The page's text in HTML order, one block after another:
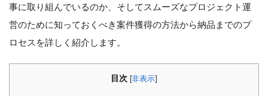
事に取り組んでいるのか、そしてスムーズなプロジェクト運
営のために知っておくべき案件獲得の方法から納品までのプ
ロセスを詳しく紹介します。
目次 [非表示]